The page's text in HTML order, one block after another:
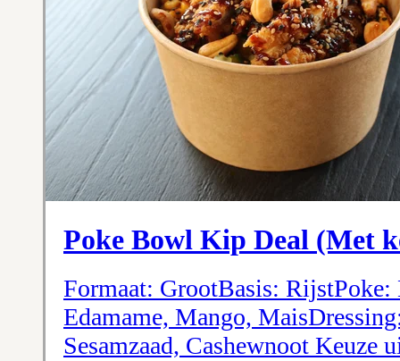
Poke Bowl Kip Deal (Met
Formaat: GrootBasis:
Edamame, Mango,
Sesamzaad, Cashewnoot Keuze